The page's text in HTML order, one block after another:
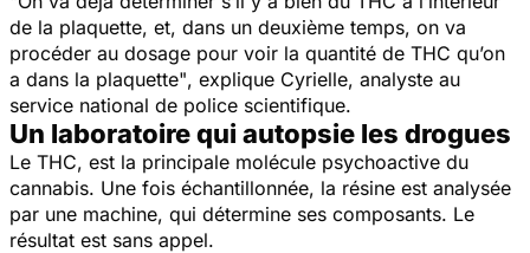
de la plaquette, et, dans un deuxième temps, on va
procéder au dosage pour voir la quantité de THC qu’on
a dans la plaquette", explique Cyrielle, analyste au
service national de police scientifique.
Un laboratoire qui autopsie les drogues
Le THC, est la principale molécule psychoactive du
cannabis. Une fois échantillonnée, la résine est analysée
par une machine, qui détermine ses composants. Le
résultat est sans appel.